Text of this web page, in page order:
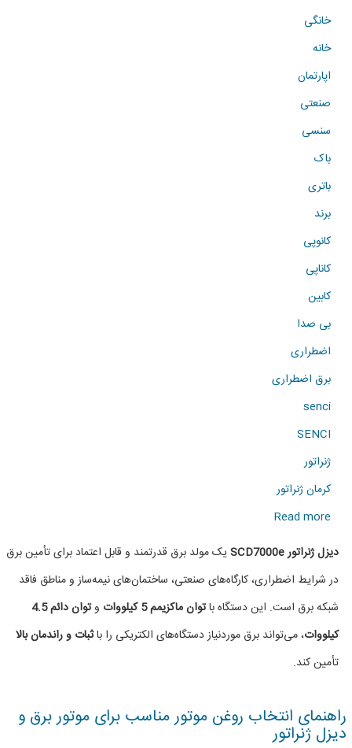
خانگی
خانه
اپارتمان
صنعتی
سنسی
باک
باتری
برند
کانوپی
کاناپی
کابین
بی صدا
اضطراری
برق اضطراری
senci
SENCI
ژنراتور
کرمان ژنراتور
Read more
about
دیزل
ژنراتور
SCD7000e
(5
دیزل ژنراتور SCD7000e
یک مولد برق قدرتمند و قابل اعتماد برای تأمین برق
در شرایط اضطراری، کارگاه‌های صنعتی، ساختمان‌های نیمه‌ساز و مناطق فاقد
شبکه برق است. این دستگاه باتوان ماکزیمم 5 کیلووات و
توان دائم 4.5
کیلووات، می‌تواند برق موردنیاز دستگاه‌های الکتریکی را باثبات و راندمان بالا
تأمین کند.
راهنمای انتخاب روغن موتور مناسب برای موتور برق و
دیزل ژنراتور